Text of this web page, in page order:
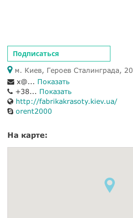
Подписаться
м. Киев, Героев Сталинграда, 20
x@... Показать
+38... Показать
http://fabrikakrasoty.kiev.ua/
orent2000
На карте: